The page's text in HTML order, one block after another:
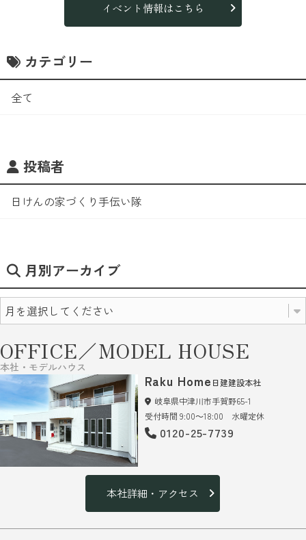
イベント情報はこちら
カテゴリー
全て
投稿者
日けんの家づくり手伝い隊
月別アーカイブ
OFFICE／MODEL HOUSE
本社・モデルハウス
Raku Home 日建建設本社
岐阜県中津川市手賀野65-1
受付時間 9:00～18:00 水曜定休
0120-25-7739
本社詳細・アクセス